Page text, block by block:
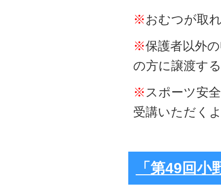
※おむつが取
※保護者以外
の方に譲渡す
※ スポーツ安
受講いただく
「第49回